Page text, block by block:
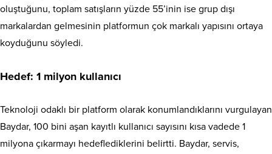
oluştuğunu, toplam satışların yüzde 55’inin ise grup dışı
markalardan gelmesinin platformun çok markalı yapısını ortaya
koyduğunu söyledi.
Hedef: 1 milyon kullanıcı
Teknoloji odaklı bir platform olarak konumlandıklarını vurgulayan
Baydar, 100 bini aşan kayıtlı kullanıcı sayısını kısa vadede 1
milyona çıkarmayı hedeflediklerini belirtti. Baydar, servis,